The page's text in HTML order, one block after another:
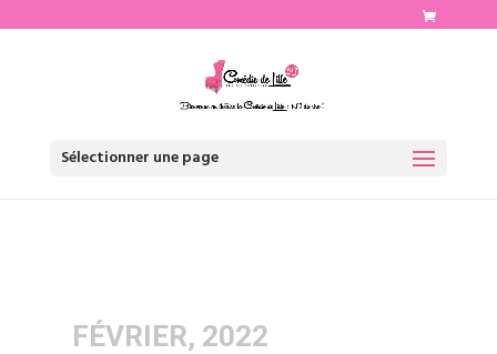
Sélectionner une page
FÉVRIER, 2022